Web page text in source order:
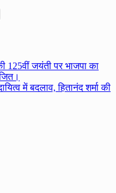
125वीं जयंती पर भाजपा का
में बदलाव, हितानंद शर्मा की